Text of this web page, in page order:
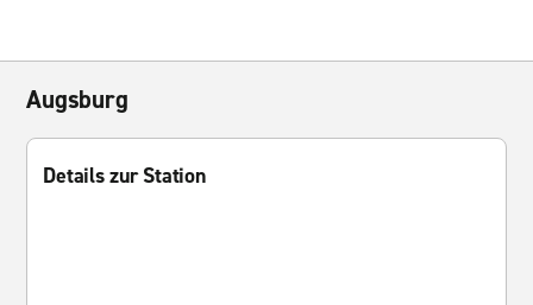
Augsburg
Details zur Station